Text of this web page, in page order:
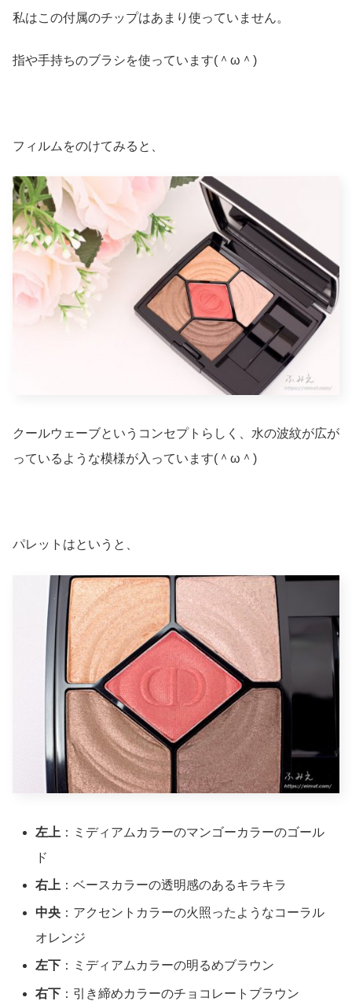
私はこの付属のチップはあまり使っていません。
指や手持ちのブラシを使っています(＾ω＾)
フィルムをのけてみると、
クールウェーブというコンセプトらしく、水の波紋が広が
っているような模様が入っています(＾ω＾)
パレットはというと、
左上 ：ミディアムカラーのマンゴーカラーのゴール
ド
右上 ：ベースカラーの透明感のあるキラキラ
中央 ：アクセントカラーの火照ったようなコーラル
オレンジ
左下 ：ミディアムカラーの明るめブラウン
右下 ：引き締めカラーのチョコレートブラウン